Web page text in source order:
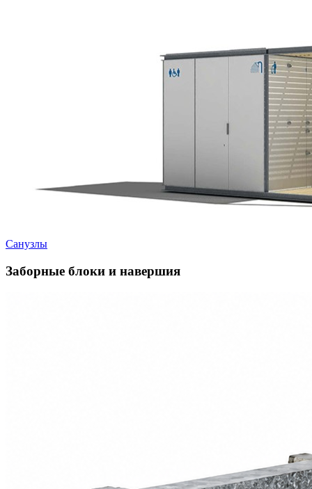
Санузлы
Заборные блоки и навершия